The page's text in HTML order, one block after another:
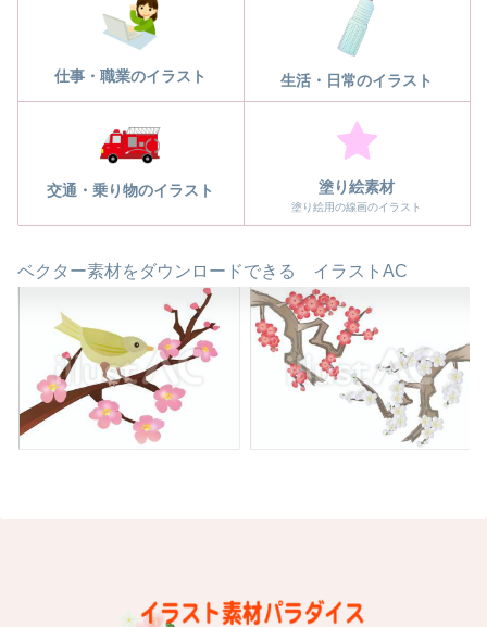
仕事・職業のイラスト 生活・日常のイラスト
交通・乗り物のイラスト 塗り絵素材
塗り絵用の線画のイラスト
ベクター素材をダウンロードできる イラストAC